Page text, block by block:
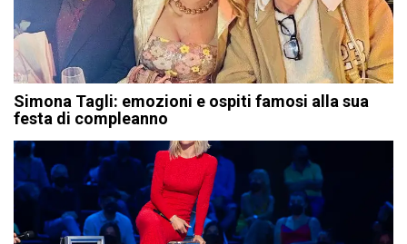
Simona Tagli: emozioni e ospiti famosi alla sua
festa di compleanno